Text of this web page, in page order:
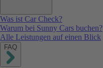
Was ist Car Check?
Warum bei Sunny Cars buchen?
Alle Leistungen auf einen Blick
FAQ